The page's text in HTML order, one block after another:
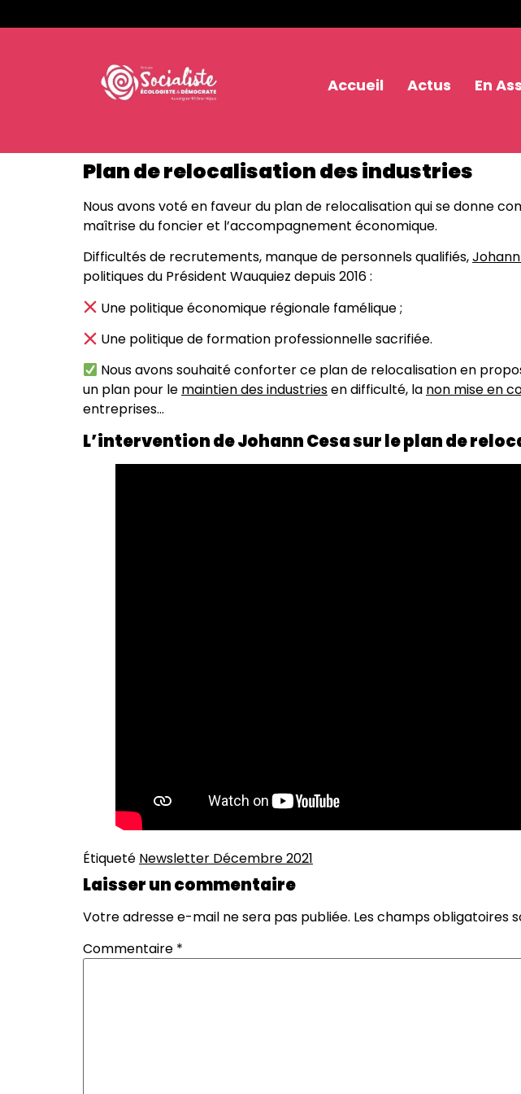
Accueil Actus En
Plan de relocalisation des industries
Nous avons voté en faveur du plan de relocalisation qui se donne
maîtrise du foncier et l’accompagnement économique.
Difficultés de recrutements, manque de personnels qualifiés,
politiques du Président Wauquiez depuis 2016 :
Une politique économique régionale famélique ;
Une politique de formation professionnelle sacrifiée.
Nous avons souhaité conforter ce plan de relocalisation en
un plan pour le maintien des industriesen difficulté, la non mise en
entreprises…
L’intervention de Johann Cesa sur le plan de
Étiqueté Newsletter Décembre 2021
Laisser un commentaire
Votre adresse e-mail ne sera pas publiée. Les champs obligatoires
Commentaire *